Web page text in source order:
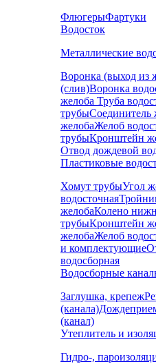
ФлюгерыФартуки
Водосток
Металлические
Воронка (выход из
(слив)Воронка
желоба Труба
трубыСоединитель
желобаЖелоб
трубыКронштейн
Отвод дождевой
Пластиковые
Хомут трубыУгол
водосточная
желобаКолено
трубыКронштейн
желобаЖелоб
и комплектующие
водосборная
Водосборные
Заглушка, крепеж
(канала)
(канал)
Утеплитель и
Гидро-,